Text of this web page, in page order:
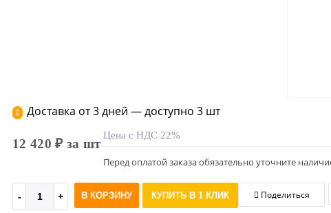
Доставка от 3 дней — доступно 3 шт
12 420 ₽ за шт
Цена с НДС 22%
Перед оплатой заказа обязательно уточните
В КОРЗИНУ КУПИТЬ В 1 КЛИК Поделиться